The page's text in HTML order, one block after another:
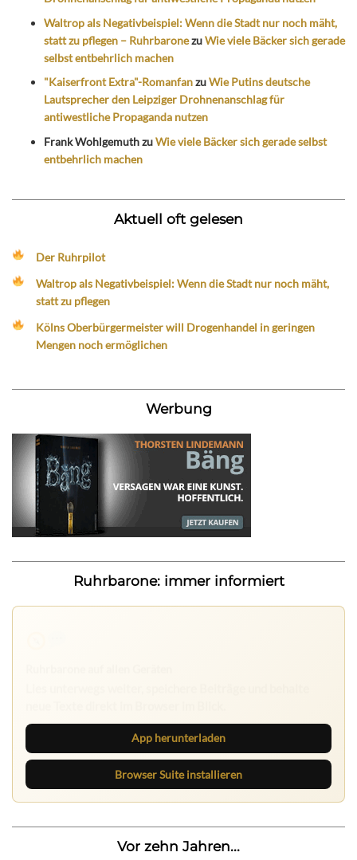
Waltrop als Negativbeispiel: Wenn die Stadt nur noch mäht,
statt zu pflegen – RuhrbaronezuWie viele Bäcker sich gerade
selbst entbehrlich machen
"Kaiserfront Extra"-RomanfanzuWie Putins deutsche
Lautsprecher den Leipziger Drohnenanschlag für
antiwestliche Propaganda nutzen
Frank WohlgemuthzuWie viele Bäcker sich gerade selbst
entbehrlich machen
Aktuell oft gelesen
Der Ruhrpilot
Waltrop als Negativbeispiel: Wenn die Stadt nur noch mäht,
statt zu pflegen
Kölns Oberbürgermeister will Drogenhandel in geringen
Mengen noch ermöglichen
Werbung
Ruhrbarone: immer informiert
App herunterladen
Browser Suite installieren
Vor zehn Jahren...